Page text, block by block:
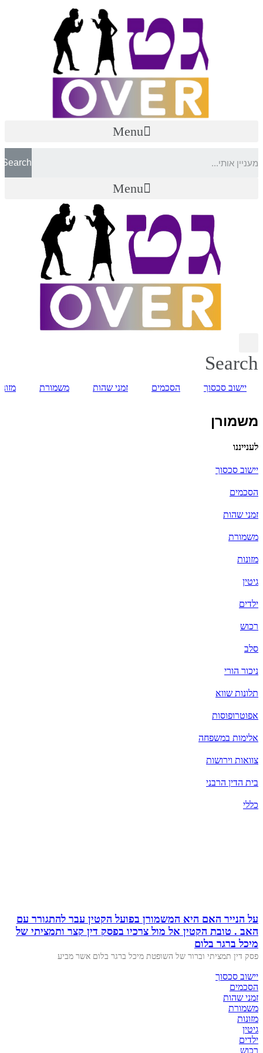
Menu
Search
Menu
Search
יישוב סכסוך הסכמים זמני שהות משמורת
משמורן
לענייננו
יישוב סכסוך
הסכמים
זמני שהות
משמורת
מזונות
גיטין
ילדים
רכוש
סלב
ניכור הורי
תלונות שווא
אפוטרופוסות
אלימות במשפחה
צוואות וירושות
בית הדין הרבני
כללי
על הנייר האם היא המשמורן בפועל הקטין עבר להתגורר עם
האב . טובת הקטין אל מול צרכיו בפסק דין קצר ותמציתי של
מיכל ברגר בלום
פסק דין תמציתי וברור של השופטת מיכל ברגר בלום אשר מביע
יישוב סכסוך
הסכמים
זמני שהות
משמורת
מזונות
גיטין
ילדים
רכוש